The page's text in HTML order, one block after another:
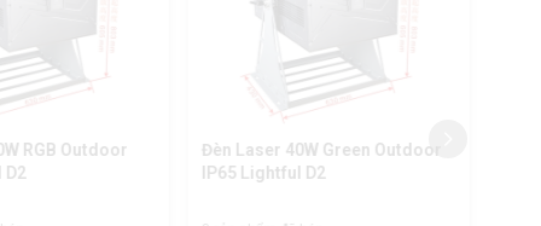
RGB Outdoor
D2
Đèn Laser 40W Green Outdoor
IP65 Lightful D2